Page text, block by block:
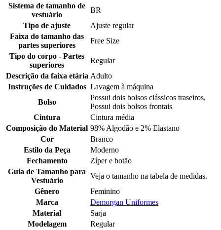
Sistema de tamanho de
vestuário
BR
Tipo de ajuste
Ajuste regular
Faixa do tamanho das
partes superiores
Free Size
Tipo do corpo - Partes
superiores
Regular
Descrição da faixa etária Adulto
Instruções de Cuidados Lavagem à máquina
Bolso
Possui dois bolsos clássicos traseiros,
Possui dois bolsos frontais
Cintura
Cintura média
Composição do Material 98% Algodão e 2% Elastano
Cor
Branco
Estilo da Peça
Moderno
Fechamento
Zíper e botão
Guia de Tamanho para
Vestuário
Veja o tamanho na tabela de medidas.
Gênero
Feminino
Marca
Demorgan Uniformes
Material
Sarja
Modelagem
Regular